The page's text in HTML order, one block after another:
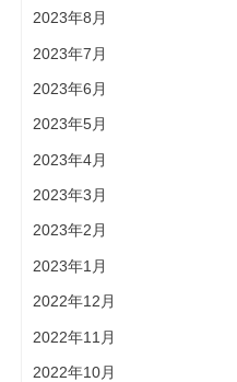
2023年8月
2023年7月
2023年6月
2023年5月
2023年4月
2023年3月
2023年2月
2023年1月
2022年12月
2022年11月
2022年10月